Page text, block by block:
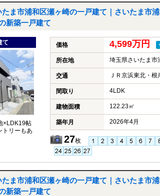
ま市浦和区瀬ヶ崎の一戸建て｜さいたま市
新築一戸建て
て
×LDK19帖
リーもあ
価格 4,599万円
所在地 埼玉県さいたま市
交通 ＪＲ京浜東北・
間取り 4LDK
建物面積 122.23㎡
築年月 2026年4月
27枚
ま市浦和区瀬ヶ崎の一戸建て｜さいたま市
新築一戸建て